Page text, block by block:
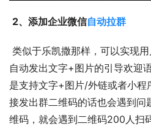
2、添加企业微信自动拉群
自动发出文字+图片的引导欢迎
是支持文字+图片/外链或者小程
接发出群二维码的话也会遇到问
维码，就会遇到二维码200人扫